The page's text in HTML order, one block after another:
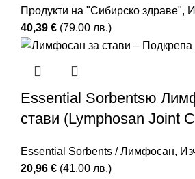
Продукти на "Сибирско здраве",
40,39 € (79.00 лв.)
Essential Sorbentsю
стави (Lymphosan Joint
Essential Sorbents / Лимфосан,
20,96 € (41.00 лв.)